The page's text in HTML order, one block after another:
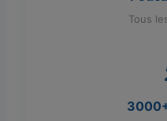
Tous